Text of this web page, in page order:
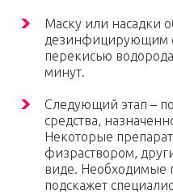
Маску или насадки
дезинфицирующим
перекисью
минут.
Следующий этап –
средства,
Некоторые
физраствором,
виде. Необходимые
подскажет